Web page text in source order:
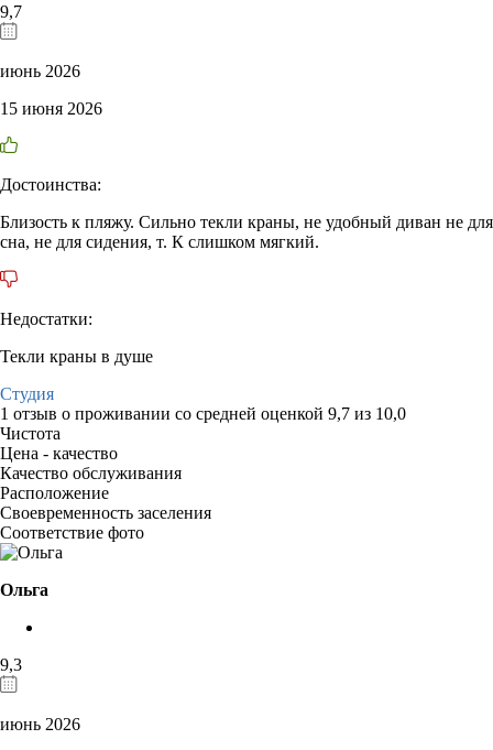
9,7
июнь 2026
15 июня 2026
Достоинства:
Близость к пляжу. Сильно текли краны, не удобный диван не для
сна, не для сидения, т. К слишком мягкий.
Недостатки:
Текли краны в душе
Студия
1 отзыв о проживании со средней оценкой 9,7 из 10,0
Чистота
Цена - качество
Качество обслуживания
Расположение
Своевременность заселения
Соответствие фото
Ольга
9,3
июнь 2026